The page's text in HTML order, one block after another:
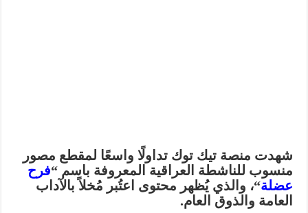
شهدت منصةتيك توك تداولًا واسعًا لمقطع مصور
منسوب للناشطة العراقية المعروفة باسم“فرح
عضلة“، والذي يُظهر محتوى اعتُبر مُخلاً بالآداب
العامة والذوق العام.